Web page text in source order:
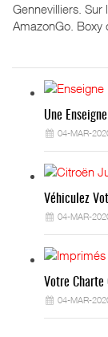
Gennevilliers.
AmazonGo. Boxy
Une Enseigne
04-MAR-
Véhiculez
04-MAR-
Votre Charte
04-MAR-